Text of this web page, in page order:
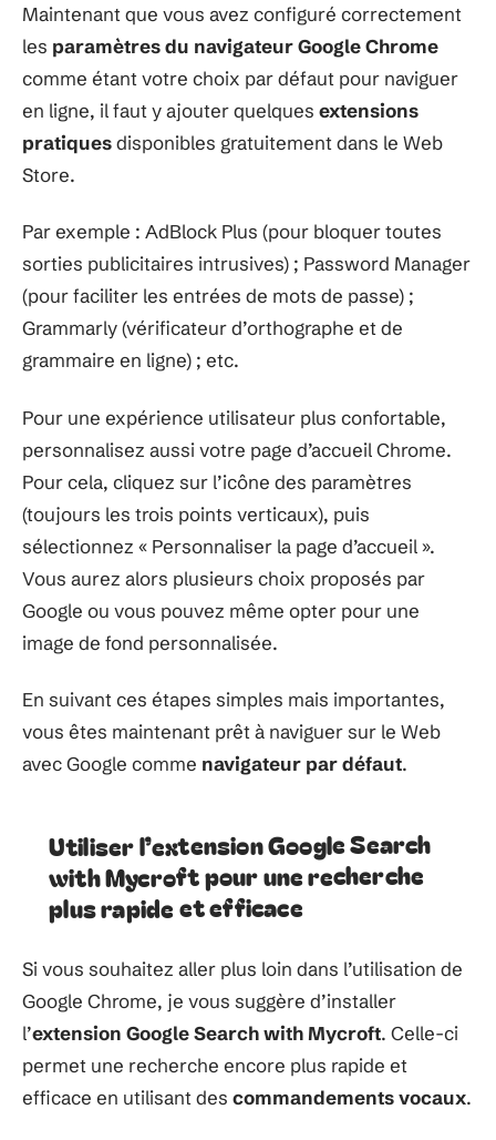
Maintenant que vous avez configuré correctement
les paramètres du navigateurGoogle Chrome
comme étant votre choix par défaut pour naviguer
en ligne, il faut y ajouter quelques extensions
pratiquesdisponibles gratuitement dans le Web
Store.
Par exemple : AdBlock Plus (pour bloquer toutes
sorties publicitaires intrusives) ; Password Manager
(pour faciliter les entrées de mots de passe) ;
Grammarly (vérificateur d’orthographe et de
grammaire en ligne) ; etc.
Pour une expérience utilisateur plus confortable,
personnalisez aussi votre page d’accueil Chrome.
Pour cela, cliquez sur l’icône des paramètres
(toujours les trois points verticaux), puis
sélectionnez « Personnaliser la page d’accueil ».
Vous aurez alors plusieurs choix proposés par
Google ou vous pouvez même opter pour une
image de fond personnalisée.
En suivant ces étapes simples mais importantes,
vous êtes maintenant prêt à naviguer sur le Web
avec Google comme navigateur par défaut.
Utiliser l’extension Google Search
with Mycroft pour une recherche
plus rapide et efficace
Si vous souhaitez aller plus loin dans l’utilisation de
Google Chrome, je vous suggère d’installer
l’extension Google Search with Mycroft. Celle-ci
permet une recherche encore plus rapide et
efficace en utilisant des commandements vocaux.